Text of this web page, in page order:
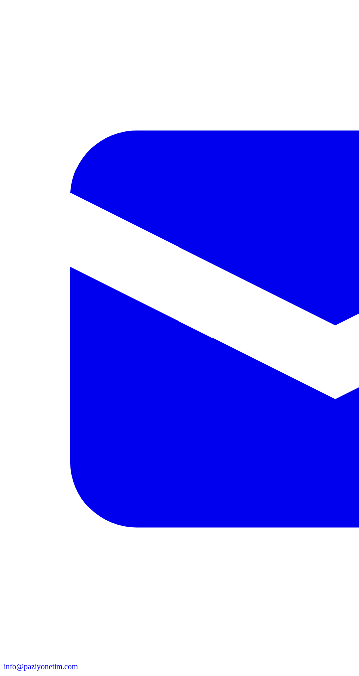
info@paziyonetim.com